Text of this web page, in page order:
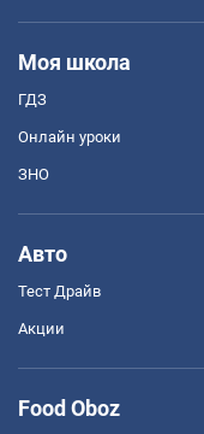
Моя школа
ГДЗ
Онлайн уроки
ЗНО
Авто
Тест Драйв
Акции
Food Oboz